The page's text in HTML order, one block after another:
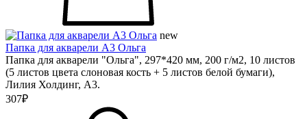
new
Папка для акварели А3 Ольга
Папка для акварели "Ольга", 297*420 мм, 200 г/м2, 10 листов
(5 листов цвета слоновая кость + 5 листов белой бумаги),
Лилия Холдинг, А3.
307₽